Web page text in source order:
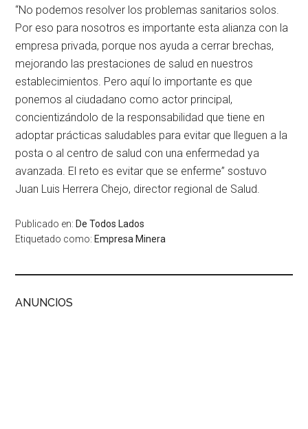
“No podemos resolver los problemas sanitarios solos.
Por eso para nosotros es importante esta alianza con la
empresa privada, porque nos ayuda a cerrar brechas,
mejorando las prestaciones de salud en nuestros
establecimientos. Pero aquí lo importante es que
ponemos al ciudadano como actor principal,
concientizándolo de la responsabilidad que tiene en
adoptar prácticas saludables para evitar que lleguen a la
posta o al centro de salud con una enfermedad ya
avanzada. El reto es evitar que se enferme” sostuvo
Juan Luis Herrera Chejo, director regional de Salud.
Publicado en: De Todos Lados
Etiquetado como: Empresa Minera
ANUNCIOS